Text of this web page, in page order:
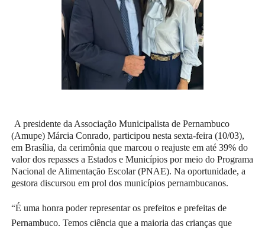
A presidente da Associação Municipalista de Pernambuco
(Amupe) Márcia Conrado, participou nesta sexta-feira (10/03),
em Brasília, da cerimônia que marcou o reajuste em até 39% do
valor dos repasses a Estados e Municípios por meio do Programa
Nacional de Alimentação Escolar (PNAE). Na oportunidade, a
gestora discursou em prol dos municípios pernambucanos.
“É uma honra poder representar os prefeitos e prefeitas de
Pernambuco. Temos ciência que a maioria das crianças que